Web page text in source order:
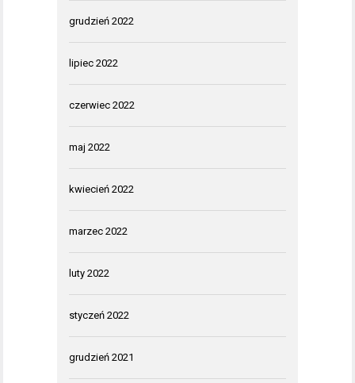
grudzień 2022
lipiec 2022
czerwiec 2022
maj 2022
kwiecień 2022
marzec 2022
luty 2022
styczeń 2022
grudzień 2021